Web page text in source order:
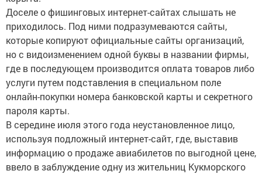
Доселе о фишинговых интернет-сайтах слышать не
приходилось. Под ними подразумеваются сайты,
которые копируют официальные сайты организаций,
но с видоизменением одной буквы в названии фирмы,
где в последующем производится оплата товаров либо
услуги путем подставления в специальном поле
онлайн-покупки номера банковской карты и секретного
пароля карты.
В середине июля этого года неустановленное лицо,
используя подложный интернет-сайт, где, выставив
информацию о продаже авиабилетов по выгодной цене,
ввело в заблуждение одну из жительниц Кукморского